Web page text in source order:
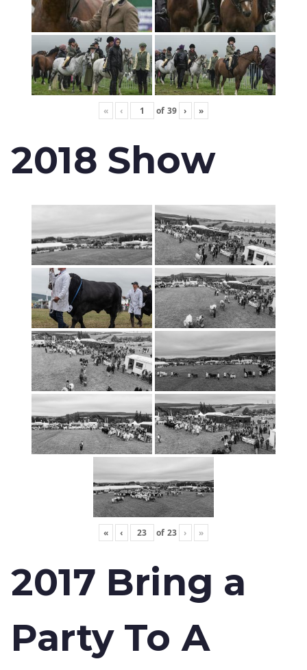
« ‹ of 39 › »
2018 Show
« ‹ of 23 › »
2017 Bring a
Party To A